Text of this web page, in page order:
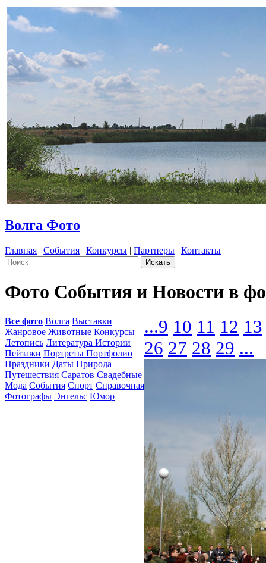
Волга Фото
Главная | События | Конкурсы | Партнеры | Контакты
Фото События и Новости в
Все фото Волга Выставки
Жанровое Животные Конкурсы
Летопись Литература Истории
Пейзажи Портреты Портфолио
Праздники Даты Природа
Путешествия Саратов Свадебные
Мода События Спорт Справочная
Фотографы Энгельс Юмор
...9 10 11 12 13
26 27 28 29 ...